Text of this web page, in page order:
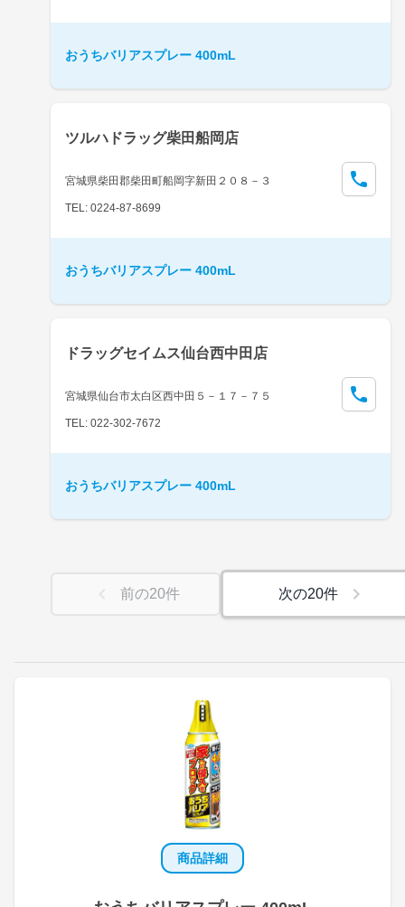
商品詳細
おうちバリアスプレー 400mL
ツルハドラッグ柴田船岡店
宮城県柴田郡柴田町船岡字新田２０８－３
TEL: 0224-87-8699
おうちバリアスプレー 400mL
ドラッグセイムス仙台西中田店
宮城県仙台市太白区西中田５－１７－７５
TEL: 022-302-7672
おうちバリアスプレー 400mL
前の20件 次の20件